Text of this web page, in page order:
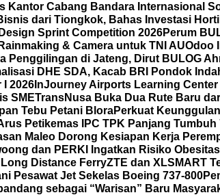
Kantor Cabang Bandara Internasional
dari Tiongkok, Bahas Investasi
Sprint Competition 2026Perum
& Camera untuk TNI AUOdoo
Penggilingan di Jateng, Dirut BULOG
DHE SDA, Kacab BRI Pondok
2026 InJourney Airports Learning
SMETransNusa Buka Dua Rute Baru
Tebu Petani BloraPerkuat
Petikemas IPC TPK Panjang Tumbuh
Maleo Dorong Kesiapan Kerja
dan PERKI Ingatkan Risiko
Distance FerryZTE dan XLSMART
Pesawat Jet Sekelas Boeing 737-800
sebagai “Warisan” Baru